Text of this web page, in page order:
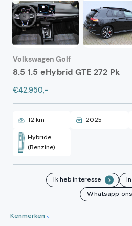
Volkswagen Golf
8.5 1.5 eHybrid GTE 272 Pk
€42.950,-
12 km 2025
Hybride
(Benzine)
Ik heb interesse .
Whatsapp ons
Kenmerken